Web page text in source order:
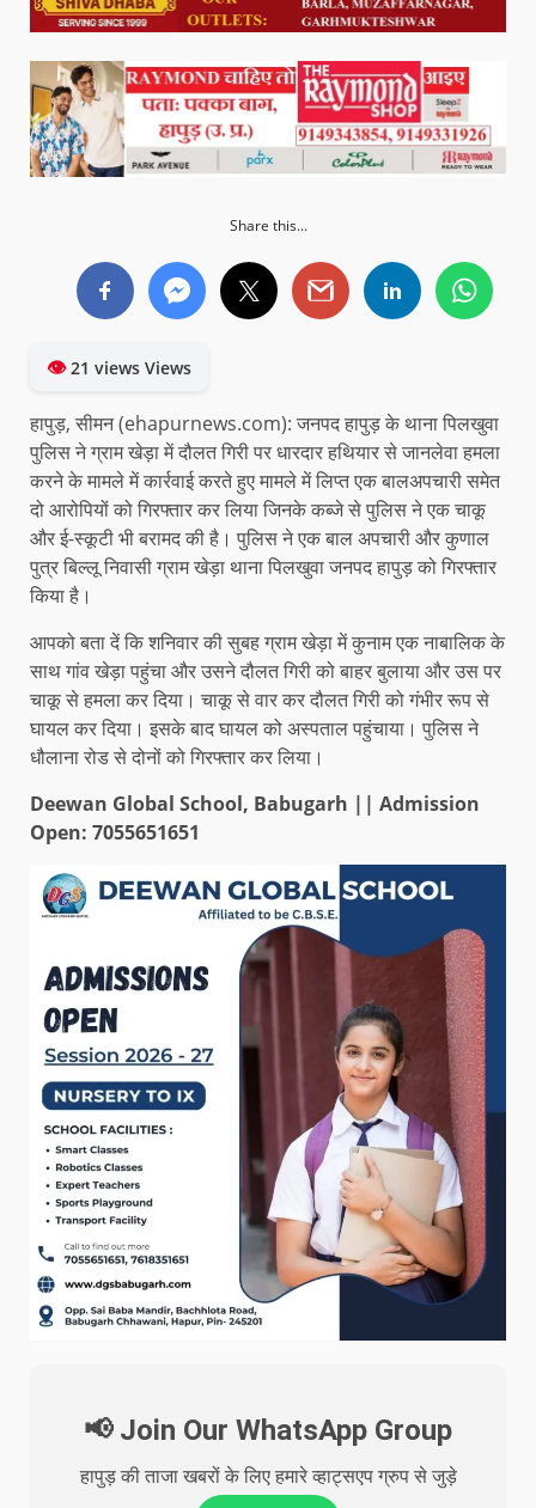
Share this...
👁21 views Views
हापुड़, सीमन (ehapurnews.com): जनपद हापुड़ के थाना पिलखुवा
पुलिस ने ग्राम खेड़ा में दौलत गिरी पर धारदार हथियार से जानलेवा हमला
करने के मामले में कार्रवाई करते हुए मामले में लिप्त एक बालअपचारी समेत
दो आरोपियों को गिरफ्तार कर लिया जिनके कब्जे से पुलिस ने एक चाकू
और ई-स्कूटी भी बरामद की है। पुलिस ने एक बाल अपचारी और कुणाल
पुत्र बिल्लू निवासी ग्राम खेड़ा थाना पिलखुवा जनपद हापुड़ को गिरफ्तार
किया है।
आपको बता दें कि शनिवार की सुबह ग्राम खेड़ा में कुनाम एक नाबालिक के
साथ गांव खेड़ा पहुंचा और उसने दौलत गिरी को बाहर बुलाया और उस पर
चाकू से हमला कर दिया। चाकू से वार कर दौलत गिरी को गंभीर रूप से
घायल कर दिया। इसके बाद घायल को अस्पताल पहुंचाया। पुलिस ने
धौलाना रोड से दोनों को गिरफ्तार कर लिया।
Deewan Global School, Babugarh || Admission
Open: 7055651651
📢 Join Our WhatsApp Group
हापुड़ की ताजा खबरों के लिए हमारे व्हाट्सएप ग्रुप से जुड़े